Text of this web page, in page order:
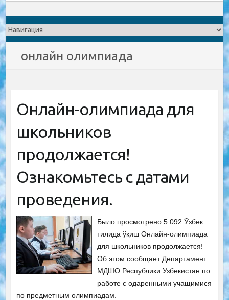
онлайн олимпиада
Онлайн-олимпиада для
школьников
продолжается!
Ознакомьтесь с датами
проведения.
Было просмотрено 5 092 Ўзбек
тилида ўқиш Онлайн-олимпиада
для школьников продолжается!
Об этом сообщает Департамент
МДШО Республики Узбекистан по
работе с одаренными учащимися
по предметным олимпиадам.